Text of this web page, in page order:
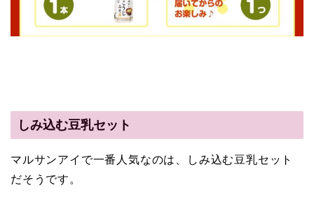
しみ込む豆乳セット
マルサンアイで一番人気なのは、しみ込む豆乳セット
だそうです。